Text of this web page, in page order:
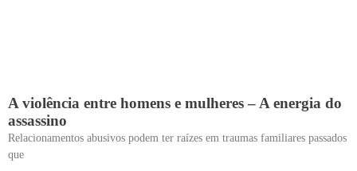
A violência entre homens e mulheres – A energia do
assassino
Relacionamentos abusivos podem ter raízes em traumas familiares passados
que